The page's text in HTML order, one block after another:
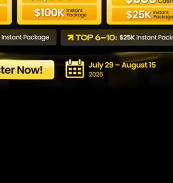
Last updated: 12/06/2026